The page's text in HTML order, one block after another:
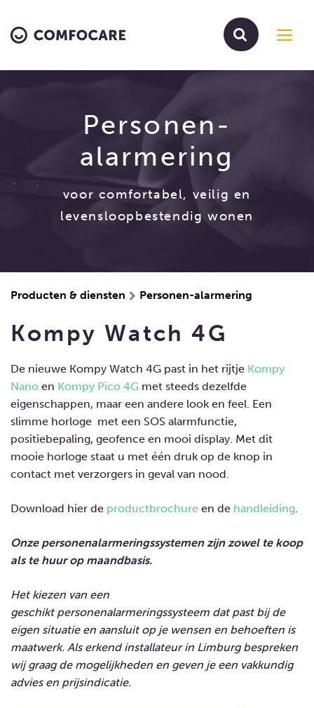
Personen-
alarmering
voor comfortabel, veilig en
levensloopbestendig wonen
Producten & diensten Personen-alarmering
Kompy Watch 4G
De nieuwe Kompy Watch 4G past in het rijtje Kompy
Nano en Kompy Pico 4G met steeds dezelfde
eigenschappen, maar een andere look en feel. Een
slimme horloge met een SOS alarmfunctie,
positiebepaling, geofence en mooi display. Met dit
mooie horloge staat u met één druk op de knop in
contact met verzorgers in geval van nood.
Download hier de productbrochure en de handleiding.
Onze personenalarmeringssystemen zijn zowel te koop
als te huur op maandbasis.
Het kiezen van een
geschikt personenalarmeringssysteem dat past bij de
eigen situatie en aansluit op je wensen en behoeften is
maatwerk. Als erkend installateur in Limburg bespreken
wij graag de mogelijkheden en geven je een vakkundig
advies en prijsindicatie.